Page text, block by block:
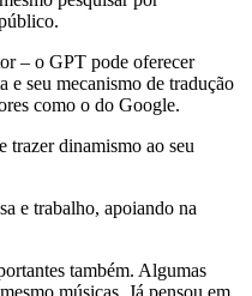
– o GPT pode oferecer
e seu mecanismo de tradução
como o do Google.
trazer dinamismo ao seu
e trabalho, apoiando na
também. Algumas
músicas. Já pensou em